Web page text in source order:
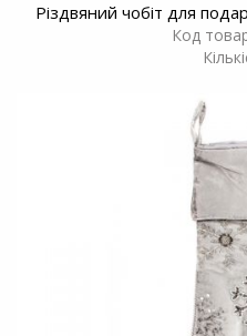
Різдвяний чобіт для
Код